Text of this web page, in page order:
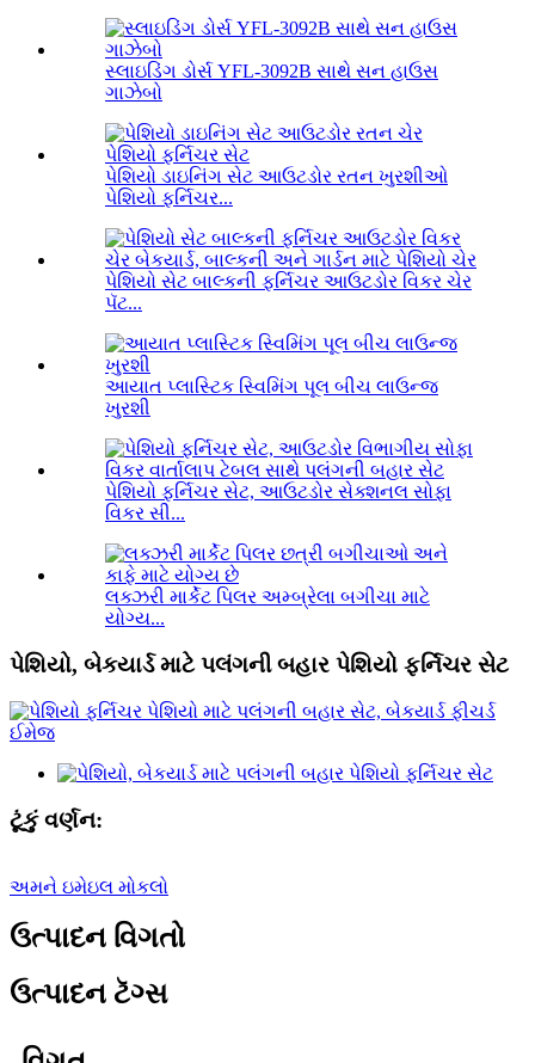
સ્લાઇડિંગ ડોર્સ YFL-3092B સાથે સન હાઉસ
ગાઝેબો
પેશિયો ડાઇનિંગ સેટ આઉટડોર રતન ખુરશીઓ
પેશિયો ફર્નિચર...
પેશિયો સેટ બાલ્કની ફર્નિચર આઉટડોર વિકર ચેર
પૅટ...
આયાત પ્લાસ્ટિક સ્વિમિંગ પૂલ બીચ લાઉન્જ
ખુરશી
પેશિયો ફર્નિચર સેટ, આઉટડોર સેક્શનલ સોફા
વિકર સી...
લક્ઝરી માર્કેટ પિલર અમ્બ્રેલા બગીચા માટે
યોગ્ય...
પેશિયો, બેકયાર્ડ માટે પલંગની બહાર પેશિયો ફર્નિચર સેટ
ટૂંકું વર્ણન:
અમને ઇમેઇલ મોકલો
ઉત્પાદન વિગતો
ઉત્પાદન ટૅગ્સ